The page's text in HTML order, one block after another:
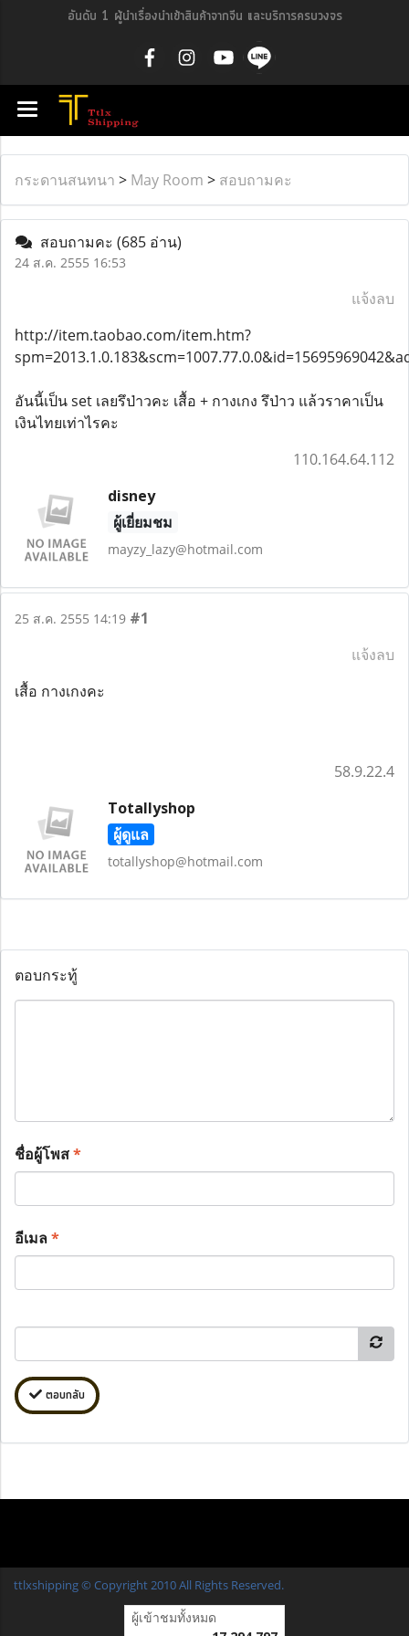
อันดับ 1 ผู้นำเรื่องนำเข้าสินค้าจากจีน และบริการครบวงจร
กระดานสนทนา > May Room > สอบถามคะ
สอบถามคะ (685 อ่าน)
24 ส.ค. 2555 16:53
แจ้งลบ
http://item.taobao.com/item.htm?
อันนี้เป็น set เลยรึป่าวคะ เสื้อ + กางเกง รึป่าว แล้วราคาเป็น
เงินไทยเท่าไรคะ
110.164.64.112
disney
ผู้เยี่ยมชม
mayzy_lazy@hotmail.com
25 ส.ค. 2555 14:19 #1
แจ้งลบ
เสื้อ กางเกงคะ
58.9.22.4
Totallyshop
ผู้ดูแล
totallyshop@hotmail.com
ตอบกระทู้
ชื่อผู้โพส*
อีเมล*
ตอบกลับ
ttlxshipping © Copyright 2010 All Rights Reserved.
ผู้เข้าชมทั้งหมด